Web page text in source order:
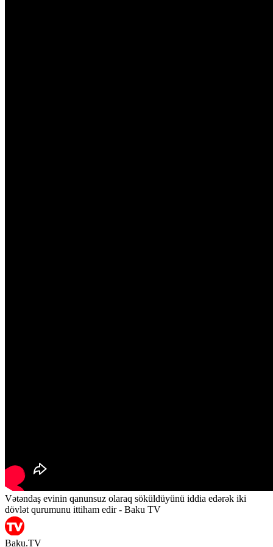
Vətəndaş evinin qanunsuz olaraq söküldüyünü iddia edərək iki
dövlət qurumunu ittiham edir - Baku TV
Baku.TV